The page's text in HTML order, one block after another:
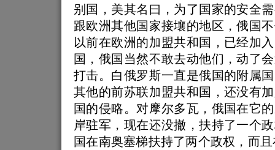
别国，美其名曰，为了国家的安全
跟欧洲其他国家接壤的地区，俄国
以前在欧洲的加盟共和国，已经加
国，俄国当然不敢去动他们，动了
打击。白俄罗斯一直是俄国的附属
其他的前苏联加盟共和国，还没有
国的侵略。对摩尔多瓦，俄国在它
岸驻军，现在还没撤，扶持了一个
国在南奥塞梯扶持了两个政权，而